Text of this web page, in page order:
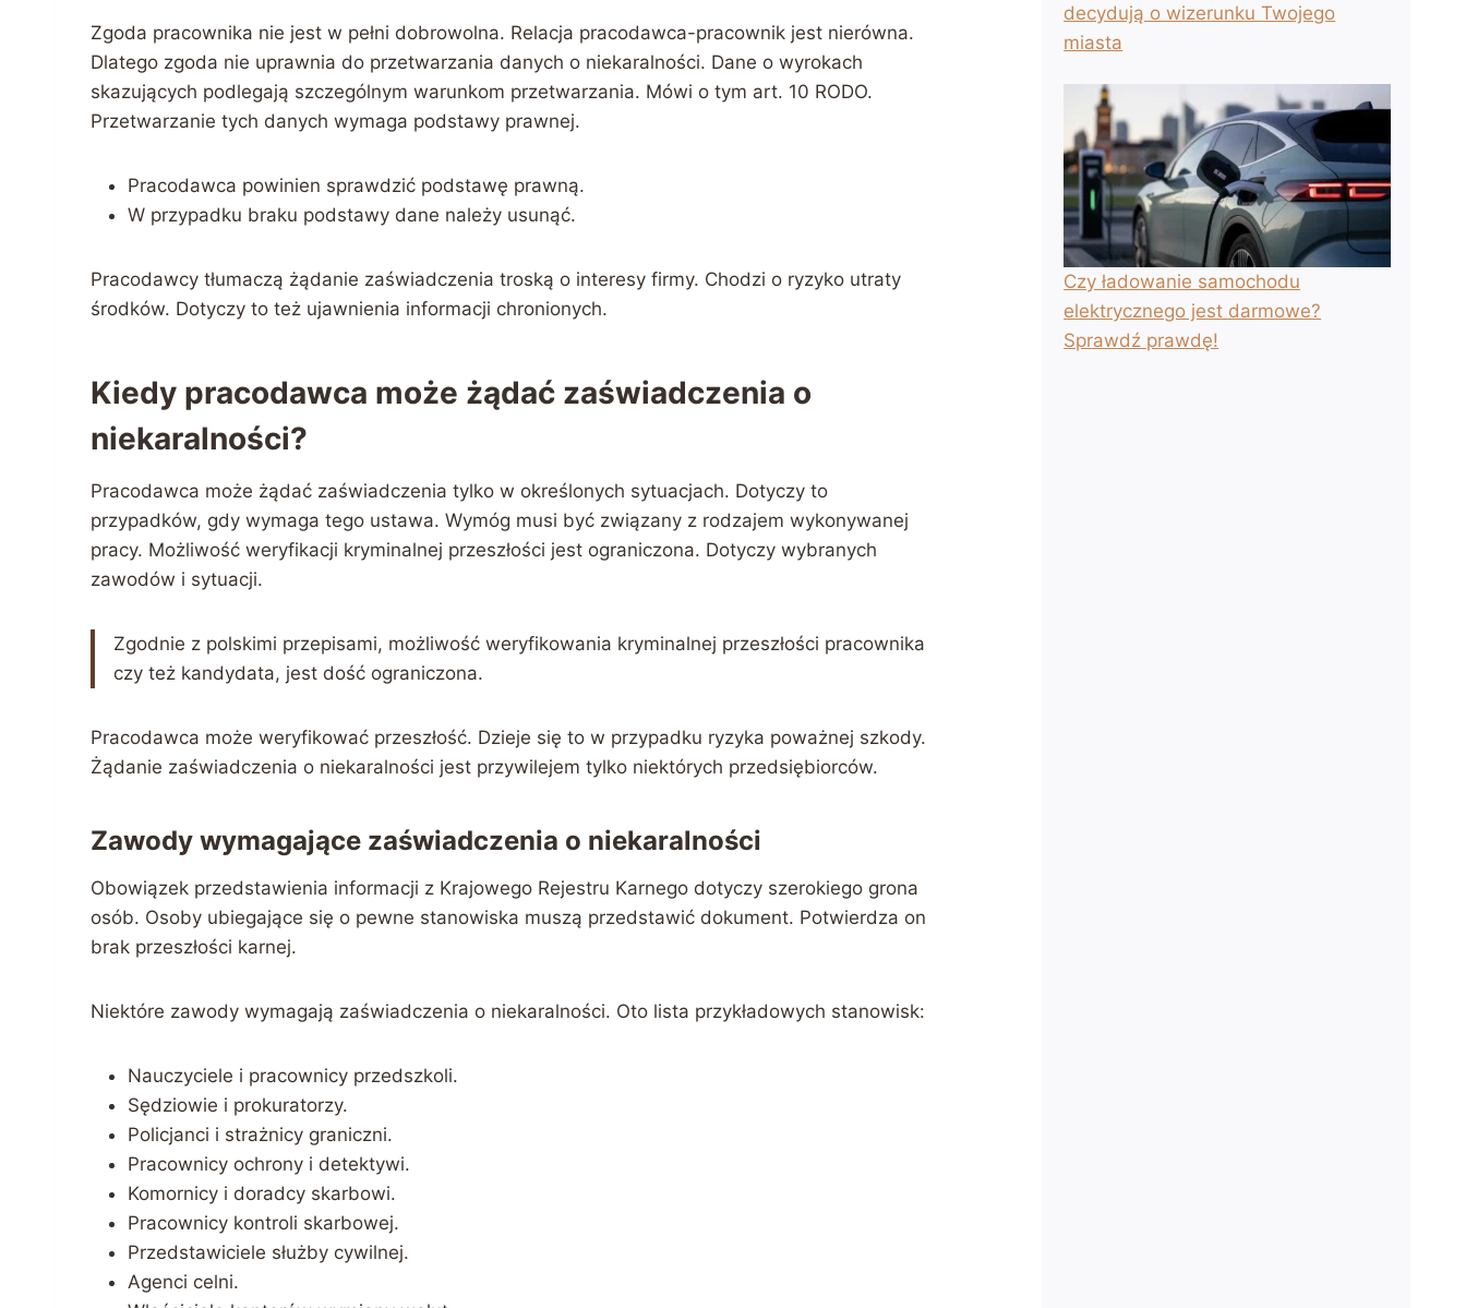
Zgoda pracownika nie jest w pełni dobrowolna. Relacja pracodawca-pracownik jest nierówna.
Dlatego zgoda nie uprawnia do przetwarzania danych o niekaralności. Dane o wyrokach
skazujących podlegają szczególnym warunkom przetwarzania. Mówi o tym art. 10 RODO.
Przetwarzanie tych danych wymaga podstawy prawnej.
Pracodawca powinien sprawdzić podstawę prawną.
W przypadku braku podstawy dane należy usunąć.
Pracodawcy tłumaczą żądanie zaświadczenia troską o interesy firmy. Chodzi o ryzyko utraty
środków. Dotyczy to też ujawnienia informacji chronionych.
Kiedy pracodawca może żądać zaświadczenia o
niekaralności?
Pracodawca może żądać zaświadczenia tylko w określonych sytuacjach. Dotyczy to
przypadków, gdy wymaga tego ustawa. Wymóg musi być związany z rodzajem wykonywanej
pracy. Możliwość weryfikacji kryminalnej przeszłości jest ograniczona. Dotyczy wybranych
zawodów i sytuacji.
Zgodnie z polskimi przepisami, możliwość weryfikowania kryminalnej przeszłości pracownika
czy też kandydata, jest dość ograniczona.
Pracodawca może weryfikować przeszłość. Dzieje się to w przypadku ryzyka poważnej szkody.
Żądanie zaświadczenia o niekaralności jest przywilejem tylko niektórych przedsiębiorców.
Zawody wymagające zaświadczenia o niekaralności
Obowiązek przedstawienia informacji z Krajowego Rejestru Karnego dotyczy szerokiego grona
osób. Osoby ubiegające się o pewne stanowiska muszą przedstawić dokument. Potwierdza on
brak przeszłości karnej.
Niektóre zawody wymagają zaświadczenia o niekaralności. Oto lista przykładowych stanowisk:
Nauczyciele i pracownicy przedszkoli.
Sędziowie i prokuratorzy.
Policjanci i strażnicy graniczni.
Pracownicy ochrony i detektywi.
Komornicy i doradcy skarbowi.
Pracownicy kontroli skarbowej.
Przedstawiciele służby cywilnej.
Agenci celni.
decydują o wizerunku Twojego
miasta
Czy ładowanie samochodu
elektrycznego jest darmowe?
Sprawdź prawdę!